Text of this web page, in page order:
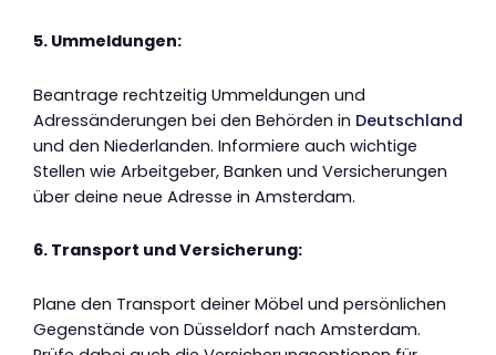
5. Ummeldungen:
Beantrage rechtzeitig Ummeldungen und
Adressänderungen bei den Behörden in Deutschland
und den Niederlanden. Informiere auch wichtige
Stellen wie Arbeitgeber, Banken und Versicherungen
über deine neue Adresse in Amsterdam.
6. Transport und Versicherung:
Plane den Transport deiner Möbel und persönlichen
Gegenstände von Düsseldorf nach Amsterdam.